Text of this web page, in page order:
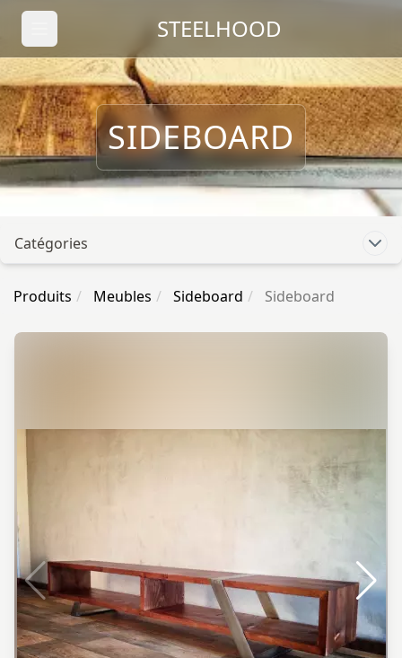
STEELHOOD
SIDEBOARD
Catégories
Produits Meubles Sideboard Sideboard